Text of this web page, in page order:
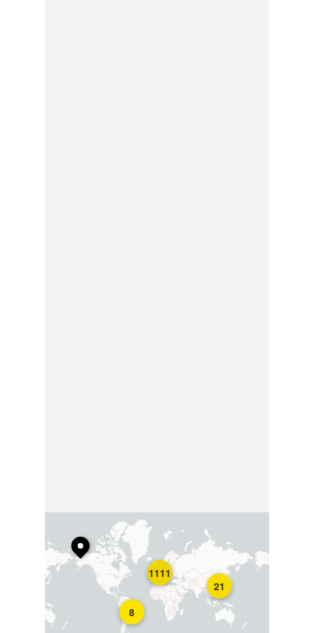
8
21
1111